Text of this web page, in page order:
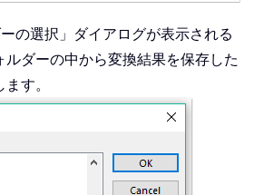
の選択」ダイアログが表示される
ダーの中から変換結果を保存した
す。